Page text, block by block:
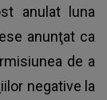
anulat luna
anunţat ca
de a
negative la